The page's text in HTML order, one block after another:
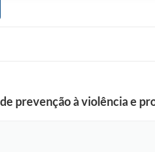
prevenção à violência e